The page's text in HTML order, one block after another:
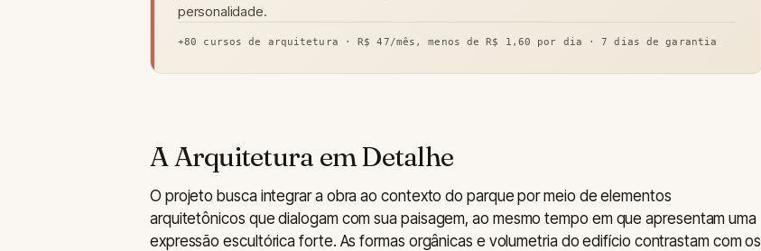
personalidade.
+80 cursos de arquitetura · R$ 47/mês, menos de R$ 1,60 por dia · 7 dias de garantia
A Arquitetura em Detalhe
O projeto busca integrar a obra ao contexto do parque por meio de elementos
arquitetônicos que dialogam com sua paisagem, ao mesmo tempo em que apresentam uma
expressão escultórica forte. As formas orgânicas e volumetria do edifício contrastam com os